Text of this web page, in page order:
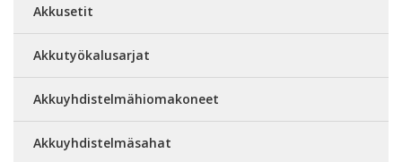
Akkusetit
Akkutyökalusarjat
Akkuyhdistelmähiomakoneet
Akkuyhdistelmäsahat